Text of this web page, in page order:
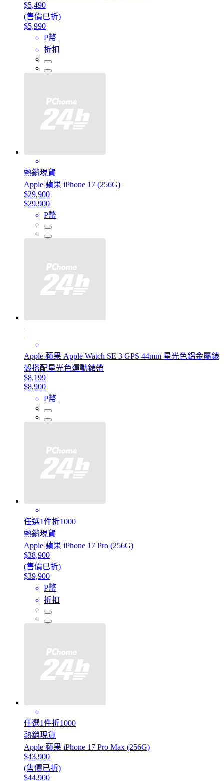
$5,490
(售價已折)
$5,990
P幣
折扣
熱銷現貨
Apple 蘋果 iPhone 17 (256G)
$29,900
$29,900
P幣
Apple 蘋果 Apple Watch SE 3 GPS 44mm 星光色鋁金屬錶
殼搭配星光色運動錶帶
$8,199
$8,900
P幣
任選1件折1000
熱銷現貨
Apple 蘋果 iPhone 17 Pro (256G)
$38,900
(售價已折)
$39,900
P幣
折扣
任選1件折1000
熱銷現貨
Apple 蘋果 iPhone 17 Pro Max (256G)
$43,900
(售價已折)
$44,900